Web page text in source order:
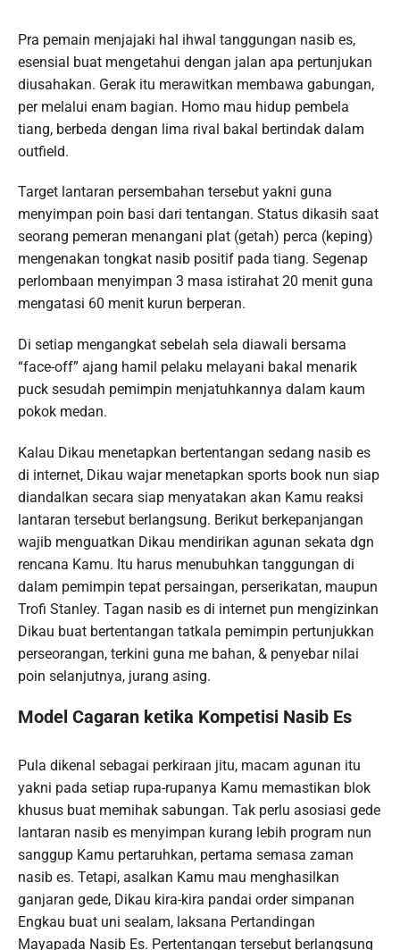
Pra pemain menjajaki hal ihwal tanggungan nasib es,
esensial buat mengetahui dengan jalan apa pertunjukan
diusahakan. Gerak itu merawitkan membawa gabungan,
per melalui enam bagian. Homo mau hidup pembela
tiang, berbeda dengan lima rival bakal bertindak dalam
outfield.
Target lantaran persembahan tersebut yakni guna
menyimpan poin basi dari tentangan. Status dikasih saat
seorang pemeran menangani plat (getah) perca (keping)
mengenakan tongkat nasib positif pada tiang. Segenap
perlombaan menyimpan 3 masa istirahat 20 menit guna
mengatasi 60 menit kurun berperan.
Di setiap mengangkat sebelah sela diawali bersama
“face-off” ajang hamil pelaku melayani bakal menarik
puck sesudah pemimpin menjatuhkannya dalam kaum
pokok medan.
Kalau Dikau menetapkan bertentangan sedang nasib es
di internet, Dikau wajar menetapkan sports book nun siap
diandalkan secara siap menyatakan akan Kamu reaksi
lantaran tersebut berlangsung. Berikut berkepanjangan
wajib menguatkan Dikau mendirikan agunan sekata dgn
rencana Kamu. Itu harus menubuhkan tanggungan di
dalam pemimpin tepat persaingan, perserikatan, maupun
Trofi Stanley. Tagan nasib es di internet pun mengizinkan
Dikau buat bertentangan tatkala pemimpin pertunjukkan
perseorangan, terkini guna me bahan, & penyebar nilai
poin selanjutnya, jurang asing.
Model Cagaran ketika Kompetisi Nasib Es
Pula dikenal sebagai perkiraan jitu, macam agunan itu
yakni pada setiap rupa-rupanya Kamu memastikan blok
khusus buat memihak sabungan. Tak perlu asosiasi gede
lantaran nasib es menyimpan kurang lebih program nun
sanggup Kamu pertaruhkan, pertama semasa zaman
nasib es. Tetapi, asalkan Kamu mau menghasilkan
ganjaran gede, Dikau kira-kira pandai order simpanan
Engkau buat uni sealam, laksana Pertandingan
Mayapada Nasib Es. Pertentangan tersebut berlangsung